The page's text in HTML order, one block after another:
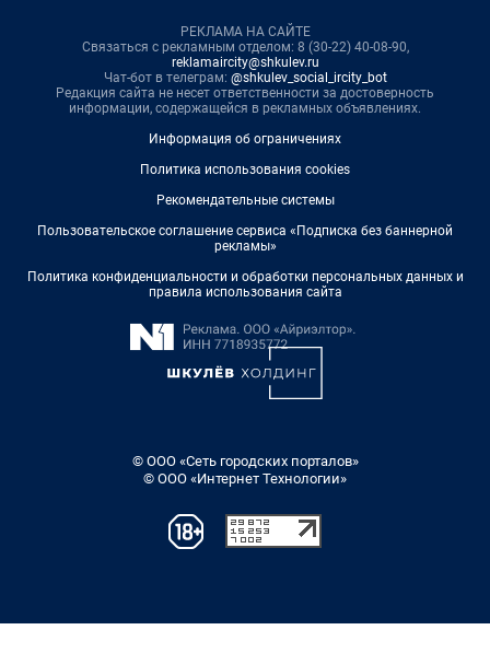
РЕКЛАМА НА САЙТЕ
Связаться с рекламным отделом: 8 (30-22) 40-08-90,
reklamaircity@shkulev.ru
Чат-бот в телеграм: @shkulev_social_ircity_bot
Редакция сайта не несет ответственности за достоверность
информации, содержащейся в рекламных объявлениях.
Информация об ограничениях
Политика использования cookies
Рекомендательные системы
Пользовательское соглашение сервиса «Подписка без баннерной
рекламы»
Политика конфиденциальности и обработки персональных данных и
правила использования сайта
© ООО «Сеть городских порталов»
© ООО «Интернет Технологии»